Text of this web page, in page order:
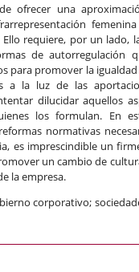
ofrecer una
Ello requiere, por un lado,
de autorregulación
para promover la
a la luz de las
dilucidar aquellos
los formulan. En
normativas
es imprescindible un
un cambio de
la empresa.
corporativo;